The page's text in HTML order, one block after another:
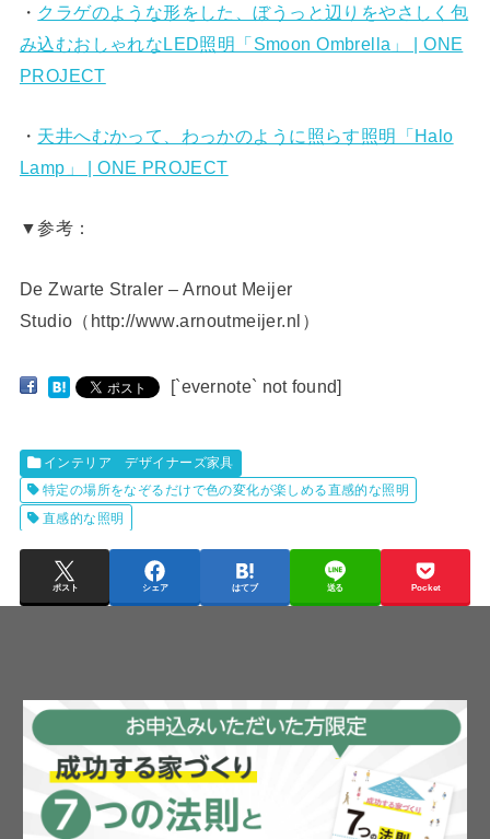
・ クラゲのような形をした、ぼうっと辺りをやさしく包
み込むおしゃれなLED照明「Smoon Ombrella」 | ONE
PROJECT
・ 天井へむかって、わっかのように照らす照明「Halo
Lamp」 | ONE PROJECT
▼参考：
De Zwarte Straler – Arnout Meijer
Studio（http://www.arnoutmeijer.nl）
[`evernote` not found]
インテリア デザイナーズ家具
特定の場所をなぞるだけで色の変化が楽しめる直感的な照明
直感的な照明
ポスト シェア はてブ 送る Pocket